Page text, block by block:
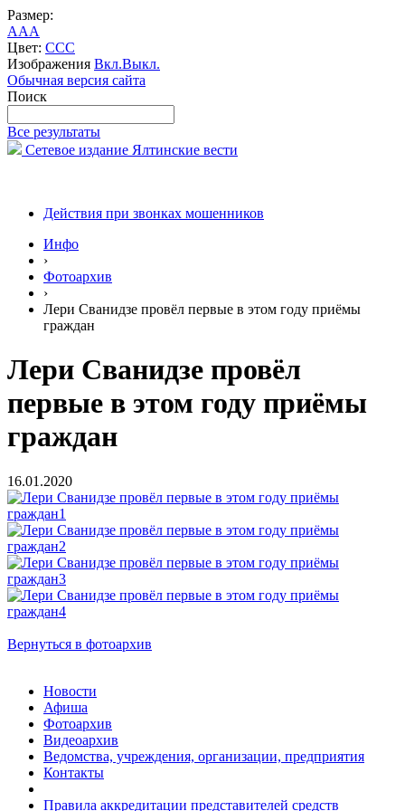
Размер:
AAA
Цвет: CCC
Изображения Вкл.Выкл.
Обычная версия сайта
Поиск
Все результаты
Сетевое издание Ялтинские вести
Действия при звонках мошенников
Инфо
›
Фотоархив
›
Лери Сванидзе провёл первые в этом году приёмы
граждан
Лери Сванидзе провёл
первые в этом году приёмы
граждан
16.01.2020
Вернуться в фотоархив
Новости
Афиша
Фотоархив
Видеоархив
Ведомства, учреждения, организации, предприятия
Контакты
Правила аккредитации представителей средств